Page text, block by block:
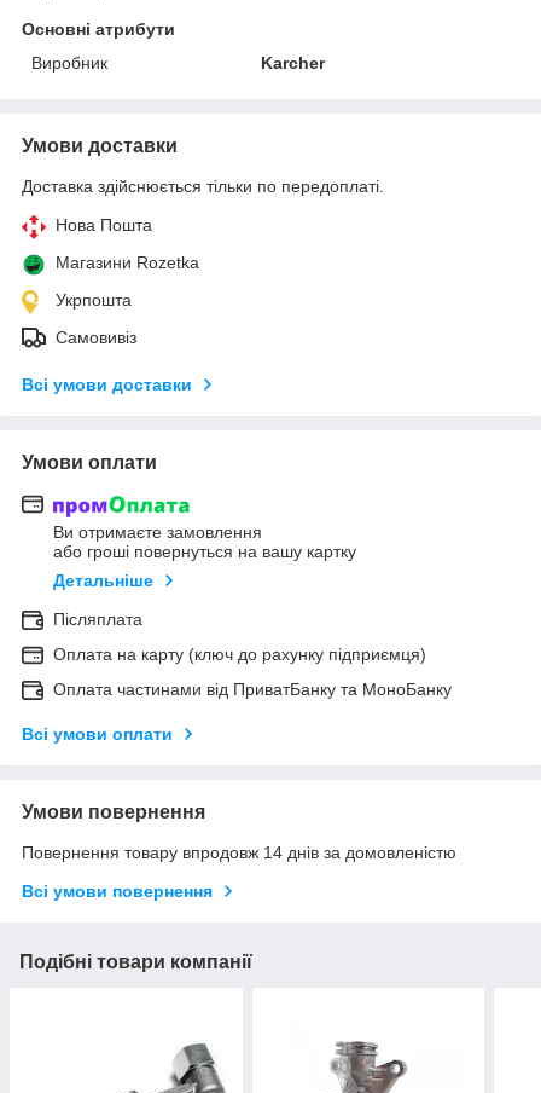
Основні атрибути
Виробник
Karcher
Умови доставки
Доставка здійснюється тільки по передоплаті.
Нова Пошта
Магазини Rozetka
Укрпошта
Самовивіз
Всі умови доставки
Умови оплати
Ви отримаєте замовлення
або гроші повернуться на вашу картку
Детальніше
Післяплата
Оплата на карту (ключ до рахунку підприємця)
Оплата частинами від ПриватБанку та МоноБанку
Всі умови оплати
Умови повернення
Повернення товару впродовж 14 днів за домовленістю
Всі умови повернення
Подібні товари компанії